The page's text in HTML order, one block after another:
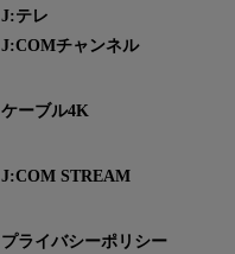
J:テレ
J:COMチャンネル
ケーブル4K
J:COM STREAM
プライバシーポリシー